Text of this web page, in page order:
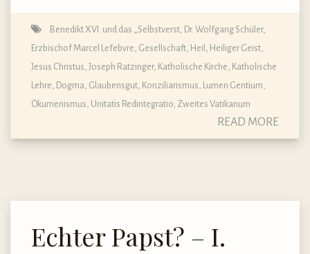
Benedikt XVI. und das „Selbstverst, Dr. Wolfgang Schüler,
Erzbischof Marcel Lefebvre, Gesellschaft, Heil , Heiliger Geist,
Jesus Christus, Joseph Ratzinger, Katholische Kirche, Katholische
Lehre, Dogma, Glaubensgut, Konziliarismus, Lumen Gentium,
Ökumenismus, Unitatis Redintegratio, Zweites Vatikanum
READ MORE
Echter Papst? – I.